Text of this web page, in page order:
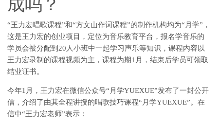
成吗？
“王力宏唱歌课程”和“方文山作词课程”的制作机构均为“月学”，
这是王力宏的创业项目，定位为音乐教育平台，报名学音乐的
学员会被分配到20人小班中一起学习声乐等知识，课程内容以
王力宏录制的课程视频为主，课程为期1月，结束后学员可领取
结业证书。
今年1月，王力宏在微信公众号“月学YUEXUE”发布了一封公开
信，介绍了由其全程讲授的唱歌技巧课程“月学YUEXUE”。在
信中“王力宏老师”表示：